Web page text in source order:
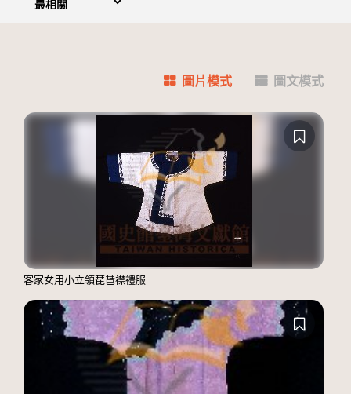
圖片模式 圖文模式
客家女用小立領琵琶襟禮服